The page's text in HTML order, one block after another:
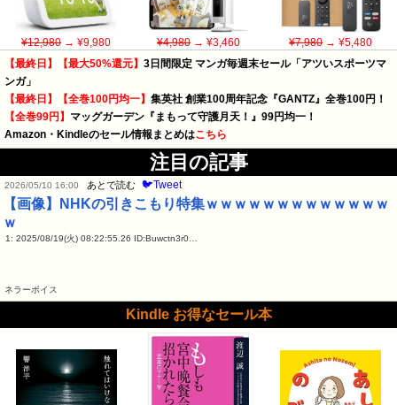
¥12,980→ ¥9,980 ¥4,980→ ¥3,460 ¥7,980→ ¥5,480
【最終日】【最大50%還元】 3日間限定 マンガ毎週末セール「アツいスポーツマ
ンガ」
【最終日】【全巻100円均一】 集英社 創業100周年記念『GANTZ』全巻100円！
【全巻99円】 マッグガーデン『まもって守護月天！』99円均一！
Amazon・Kindleのセール情報まとめはこちら
注目の記事
2026/05/10 16:00 あとで読む 🐦Tweet
【画像】NHKの引きこもり特集ｗｗｗｗｗｗｗｗｗｗｗｗｗ
ｗ
1: 2025/08/19(火) 08:22:55.26 ID:Buwctn3r0…
ネラーボイス
Kindle お得なセール本